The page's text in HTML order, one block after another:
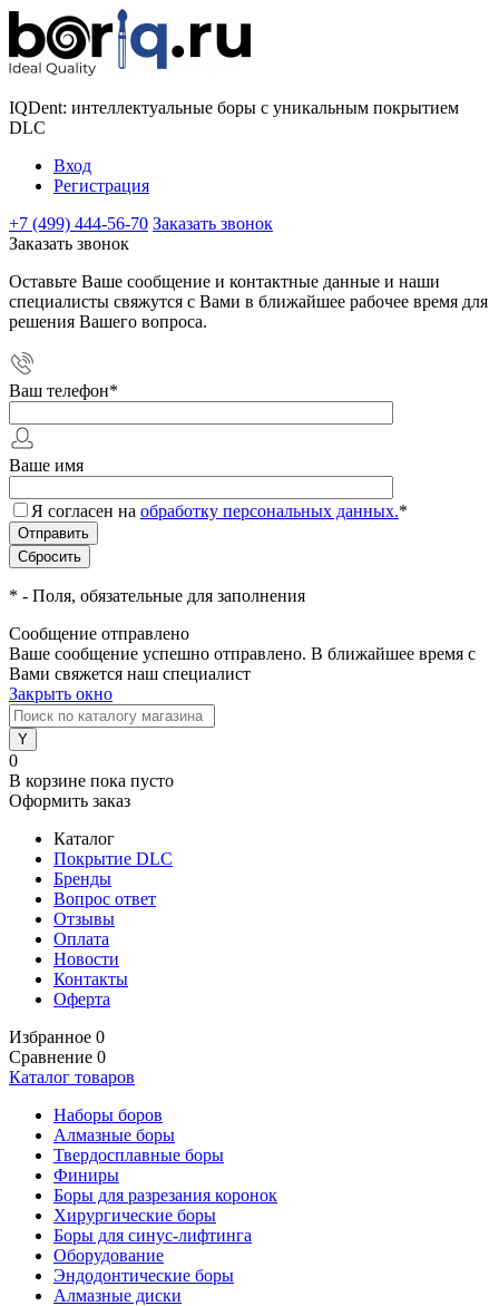
IQDent: интеллектуальные боры с уникальным покрытием
DLC
Вход
Регистрация
+7 (499) 444-56-70 Заказать звонок
Заказать звонок
Оставьте Ваше сообщение и контактные данные и наши
специалисты свяжутся с Вами в ближайшее рабочее время для
решения Вашего вопроса.
Ваш телефон*
Ваше имя
Я согласен на обработку персональных данных.*
* - Поля, обязательные для заполнения
Сообщение отправлено
Ваше сообщение успешно отправлено. В ближайшее время с
Вами свяжется наш специалист
Закрыть окно
0
В корзине пока пусто
Оформить заказ
Каталог
Покрытие DLC
Бренды
Вопрос ответ
Отзывы
Оплата
Новости
Контакты
Оферта
Избранное 0
Сравнение 0
Каталог товаров
Наборы боров
Алмазные боры
Твердосплавные боры
Финиры
Боры для разрезания коронок
Хирургические боры
Боры для синус-лифтинга
Оборудование
Эндодонтические боры
Алмазные диски